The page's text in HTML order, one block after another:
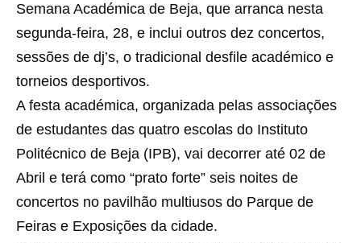
Semana Académica de Beja, que arranca nesta
segunda-feira, 28, e inclui outros dez concertos,
sessões de dj’s, o tradicional desfile académico e
torneios desportivos.
A festa académica, organizada pelas associações
de estudantes das quatro escolas do Instituto
Politécnico de Beja (IPB), vai decorrer até 02 de
Abril e terá como “prato forte” seis noites de
concertos no pavilhão multiusos do Parque de
Feiras e Exposições da cidade.